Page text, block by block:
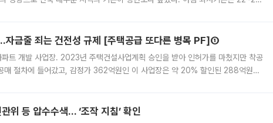
자금줄 죄는 건전성 규제 [주택공급 또다른 병목 PF]①
트 개발 사업장. 2023년 주택건설사업계획 승인을 받아 인허가를 마쳤지만 착공
매 절차에 들어갔고, 감정가 362억원인 이 사업장은 약 20% 할인된 288억원에
위 등 압수수색… ‘조작 지침’ 확인